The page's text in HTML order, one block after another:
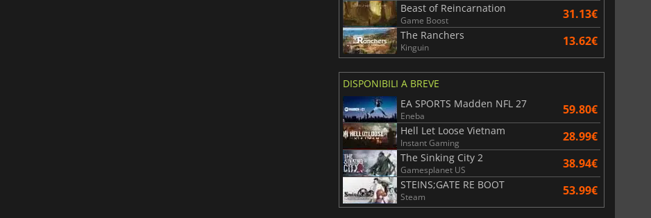
Beast of Reincarnation
Game Boost 31.13€
The Ranchers
Kinguin 13.62€
DISPONIBILI A BREVE
EA SPORTS Madden NFL 27
Eneba 59.80€
Hell Let Loose Vietnam
Instant Gaming 28.99€
The Sinking City 2
Gamesplanet US 38.94€
STEINS;GATE RE BOOT
Steam 53.99€